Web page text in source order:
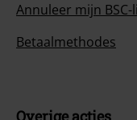
Annuleer mijn
Betaalmethodes
Overige acties